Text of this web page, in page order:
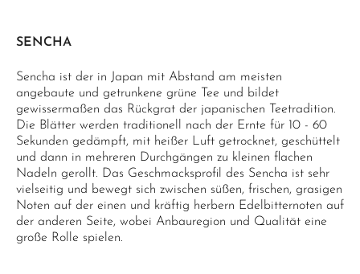
SENCHA
Sencha ist der in Japan mit Abstand am meisten
angebaute und getrunkene grüne Tee und bildet
gewissermaßen das Rückgrat der japanischen Teetradition.
Die Blätter werden traditionell nach der Ernte für 10 - 60
Sekunden gedämpft, mit heißer Luft getrocknet, geschüttelt
und dann in mehreren Durchgängen zu kleinen flachen
Nadeln gerollt. Das Geschmacksprofil des Sencha ist sehr
vielseitig und bewegt sich zwischen süßen, frischen, grasigen
Noten auf der einen und kräftig herbern Edelbitternoten auf
der anderen Seite, wobei Anbauregion und Qualität eine
große Rolle spielen.